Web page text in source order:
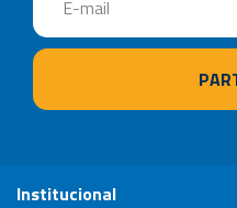
Institucional